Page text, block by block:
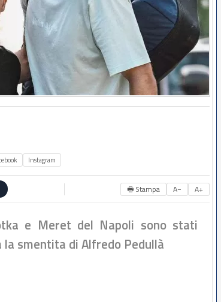
Instagram
🖶 Stampa A− A+
e Meret del Napoli sono stati
smentita di Alfredo Pedullà